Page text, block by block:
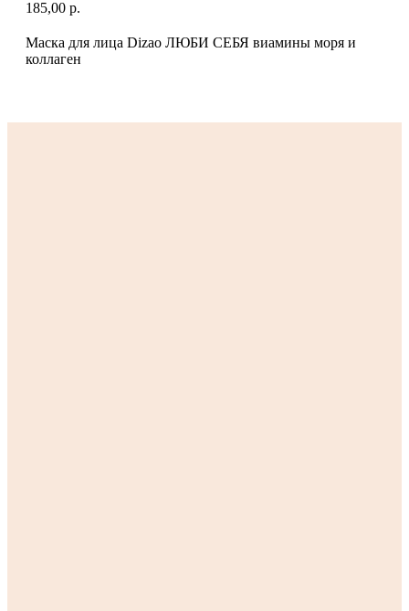
185,00 р.
Маска для лица Dizao ЛЮБИ СЕБЯ виамины моря и
коллаген